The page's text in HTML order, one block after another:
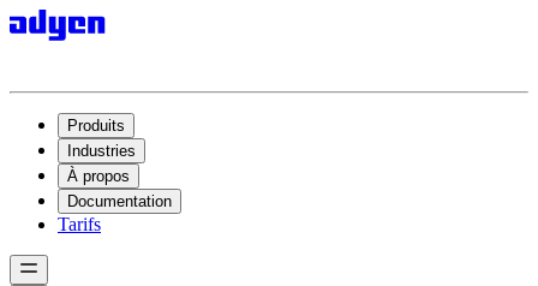
Produits
Industries
À propos
Documentation
Tarifs